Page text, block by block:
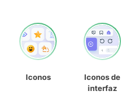
Iconos
Iconos de
interfaz